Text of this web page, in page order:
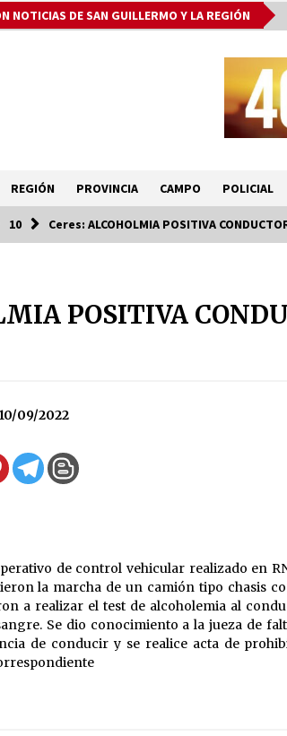
NOTICIAS DE SAN GUILLERMO Y LA REGIÓN
REGIÓN PROVINCIA CAMPO POLICIAL
C. Bossi y en 2
e inauguraron 24
Ceres la 1°
regionales
de El Niño 2026-
inversiones
y
04/
10 Ceres: ALCOHOLMIA POSITIVA
POSITIVA
10/09/2022
de control vehicular realizado en
la marcha de un camión tipo chasis
a realizar el test de alcoholemia al
Se dio conocimiento a la jueza de
de conducir y se realice acta de